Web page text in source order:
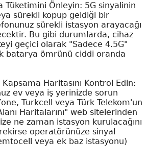
Tüketimini Önleyin: 5G sinyalinin
sürekli kopup geldiği bir
sürekli istasyon arayacağı
Bu gibi durumlarda, cihaz
geçici olarak "Sadece 4.5G"
batarya ömrünü ciddi oranda
Haritasını Kontrol Edin:
ev veya iş yerinizde sorun
Turkcell veya Türk Telekom'un
Haritalarını" web sitelerinden
ne zaman istasyon kurulacağını
operatörünüze sinyal
veya ek baz istasyonu)